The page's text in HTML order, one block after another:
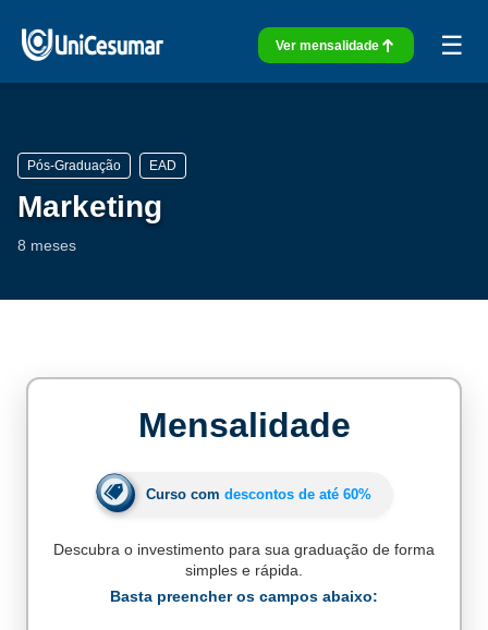
Ver mensalidade ☰
Pós-Graduação EAD
Marketing
8 meses
Mensalidade
Curso com descontos de até 60%
Descubra o investimento para sua graduação de forma
simples e rápida.
Basta preencher os campos abaixo: